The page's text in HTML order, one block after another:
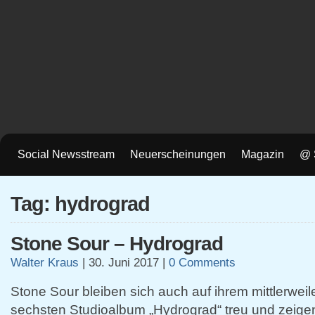
Social Newsstream Neuerscheinungen Magazin @
Tag: hydrograd
Stone Sour – Hydrograd
Walter Kraus | 30. Juni 2017 | 0 Comments
Stone Sour bleiben sich auch auf ihrem
sechsten Studioalbum „Hydrograd“ treu und